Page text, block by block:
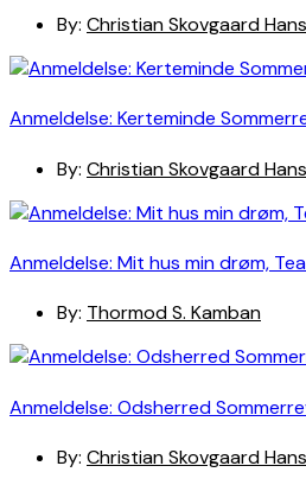
By: Christian Skovgaard
Anmeldelse: Kerteminde
By: Christian Skovgaard
Anmeldelse: Mit hus min drøm,
By: Thormod S. Kamban
Anmeldelse: Odsherred
By: Christian Skovgaard